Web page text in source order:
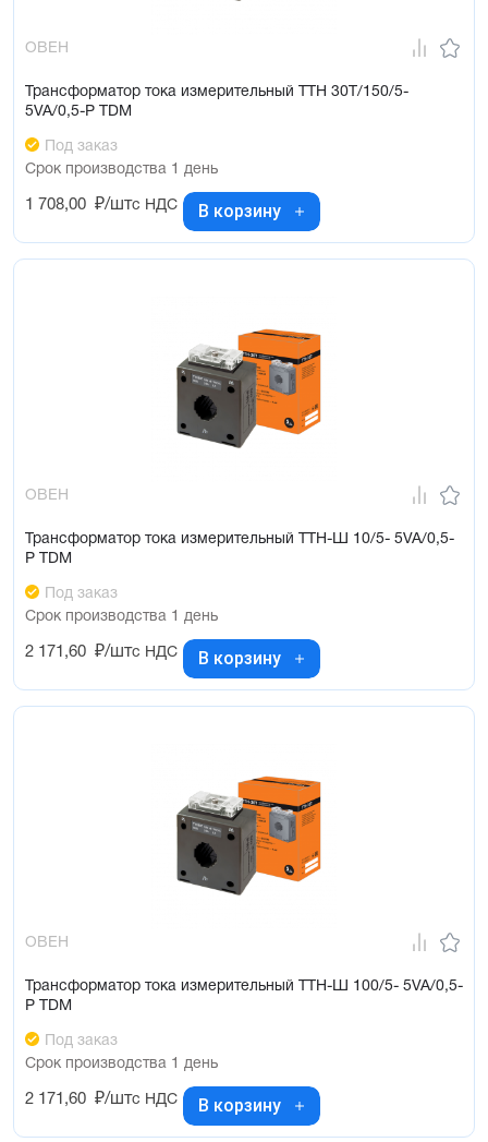
ОВЕН
Трансформатор тока измерительный ТТН 30T/150/5-
5VA/0,5-Р TDM
Под заказ
Срок производства 1 день
1 708,00 ₽/штс НДС В корзину
ОВЕН
Трансформатор тока измерительный ТТН-Ш 10/5- 5VA/0,5-
Р TDM
Под заказ
Срок производства 1 день
2 171,60 ₽/штс НДС В корзину
ОВЕН
Трансформатор тока измерительный ТТН-Ш 100/5- 5VA/0,5-
Р TDM
Под заказ
Срок производства 1 день
2 171,60 ₽/штс НДС В корзину